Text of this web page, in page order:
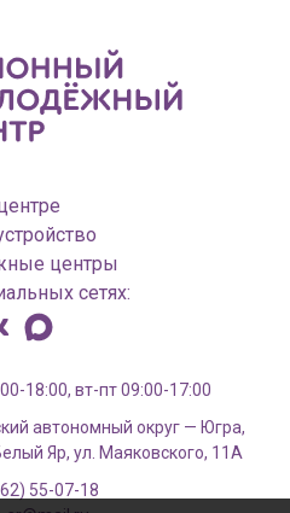
центры
сетях:
18:00, вт-пт 09:00-17:00
автономный округ — Югра,
Яр, ул. Маяковского, 11А
55-07-18